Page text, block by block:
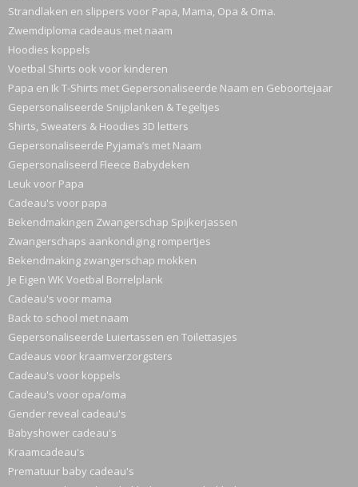
Strandlaken en slippers voor Papa, Mama, Opa & Oma.
Zwemdiploma cadeaus met naam
Hoodies koppels
Voetbal Shirts ook voor kinderen
Papa en Ik T-Shirts met Gepersonaliseerde Naam en Geboortejaar
Gepersonaliseerde Snijplanken & Tegeltjes
Shirts, Sweaters & Hoodies 3D letters
Gepersonaliseerde Pyjama’s met Naam
Gepersonaliseerd Fleece Babydeken
Leuk voor Papa
Cadeau's voor papa
Bekendmakingen Zwangerschap Spijkerjassen
Zwangerschaps aankondiging rompertjes
Bekendmaking zwangerschap mokken
Je Eigen WK Voetbal Borrelplank
Cadeau's voor mama
Back to school met naam
Gepersonaliseerde Luiertassen en Toilettasjes
Cadeaus voor kraamverzorgsters
Cadeau's voor koppels
Cadeau's voor opa/oma
Gender reveal cadeau's
Babyshower cadeau's
Kraamcadeau's
Prematuur baby cadeau's